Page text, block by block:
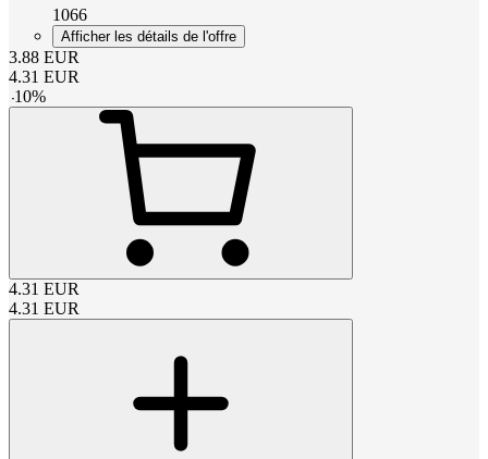
1066
Afficher les détails de l'offre
3.88 EUR
4.31 EUR
-10%
4.31 EUR
4.31 EUR